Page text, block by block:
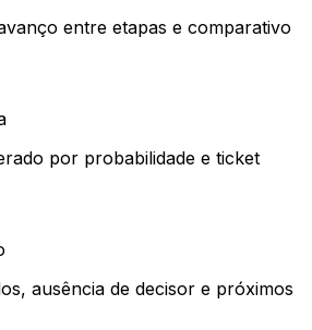
entre etapas e comparativo
por probabilidade e ticket
ausência de decisor e próximos